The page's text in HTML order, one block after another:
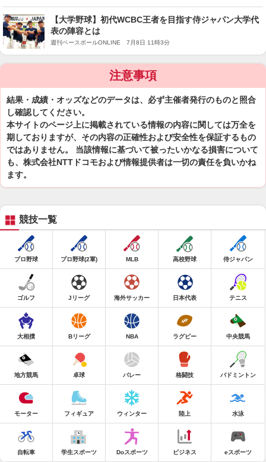
【大学野球】初代WCBC王者を目指す侍ジャパン大学代
表の陣容とは
週刊ベースボールONLINE 7月8日 11時3分
注意事項
結果・成績・オッズなどのデータは、必ず主催者発行のものと照合
し確認してください。
本サイトのページ上に掲載されている情報の内容に関しては万全を
期しておりますが、その内容の正確性および安全性を保証するもの
ではありません。 当該情報に基づいて被ったいかなる損害について
も、株式会社NTTドコモおよび情報提供者は一切の責任を負いかね
ます。
競技一覧
プロ野球 プロ野球(2軍) MLB 高校野球 侍ジャパン
ゴルフ Jリーグ 海外サッカー 日本代表 テニス
大相撲 Bリーグ NBA ラグビー 中央競馬
地方競馬 卓球 バレー 格闘技 バドミントン
モーター フィギュア ウィンター 陸上 水泳
自転車 学生スポーツ Doスポーツ ビジネス eスポーツ